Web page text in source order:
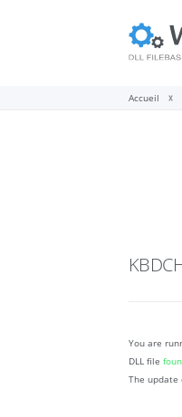
Accueil
You are
DLL file
The update